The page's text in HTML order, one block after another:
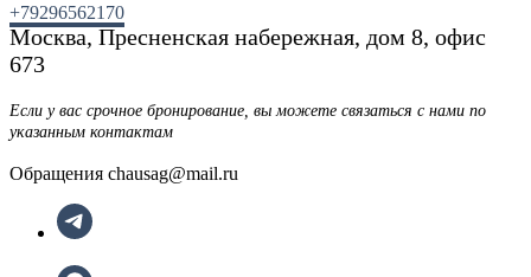
+79296562170
Москва, Пресненская набережная, дом 8, офис
673
Если у вас срочное бронирование, вы можете связаться с нами по
указанным контактам
Обращения chausag@mail.ru